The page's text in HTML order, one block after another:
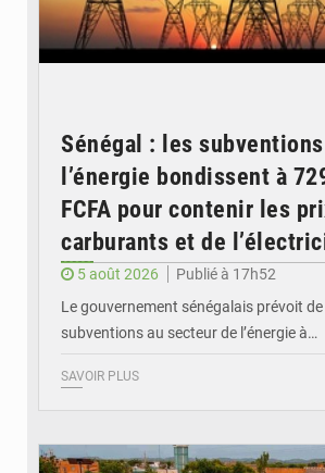
Sénégal : les
l’énergie bondissent à
FCFA pour contenir les
carburants et de
5 août 2026
Publié à 17h52
Le gouvernement sénégalais prévoit
subventions au secteur de l’énergie à…
SAVOIR PLUS